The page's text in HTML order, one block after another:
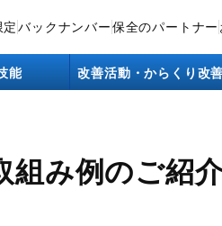
バックナンバー保全のパートナー
能 改善活動・からくり改善
み例のご紹